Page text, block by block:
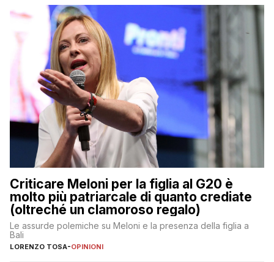
Criticare Meloni per la figlia al G20 è
molto più patriarcale di quanto crediate
(oltreché un clamoroso regalo)
Le assurde polemiche su Meloni e la presenza della figlia a
Bali
LORENZO TOSA-OPINIONI